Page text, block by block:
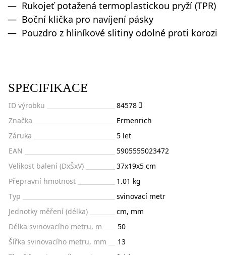
Rukojeť potažená termoplastickou pryží (TPR)
Boční klička pro navíjení pásky
Pouzdro z hliníkové slitiny odolné proti korozi
SPECIFIKACE
ID výrobku
84578
Značka
Ermenrich
Záruka
5 let
EAN
5905555023472
Velikost balení (DxŠxV)
37x19x5 cm
Přepravní hmotnost
1.01 kg
Typ
svinovací metr
Jednotky měření (délka)
cm, mm
Délka svinovacího metru, m
50
Šířka svinovacího metru, mm
13